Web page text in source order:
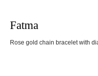
Fatma
Rose gold chain bracelet with